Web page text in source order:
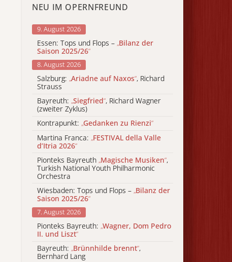
NEU IM OPERNFREUND
9. August 2026
Essen: Tops und Flops – „Bilanz der
Saison 2025/26“
8. August 2026
Salzburg: „Ariadne auf Naxos“, Richard
Strauss
Bayreuth: „Siegfried“, Richard Wagner
(zweiter Zyklus)
Kontrapunkt: „Gedanken zu Rienzi“
Martina Franca: „FESTIVAL della Valle
d’Itria 2026“
Pionteks Bayreuth „Magische Musiken“,
Turkish National Youth Philharmonic
Orchestra
Wiesbaden: Tops und Flops – „Bilanz der
Saison 2025/26“
7. August 2026
Pionteks Bayreuth: „Wagner, Dom Pedro
II. und Liszt“
Bayreuth: „Brünnhilde brennt“,
Bernhard Lang